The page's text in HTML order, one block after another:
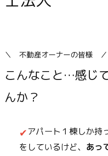
＼ 不動産オーナーの皆様 ／
こんなこと…感じ
んか？
アパート１棟しか持
をしているけど、 あっ